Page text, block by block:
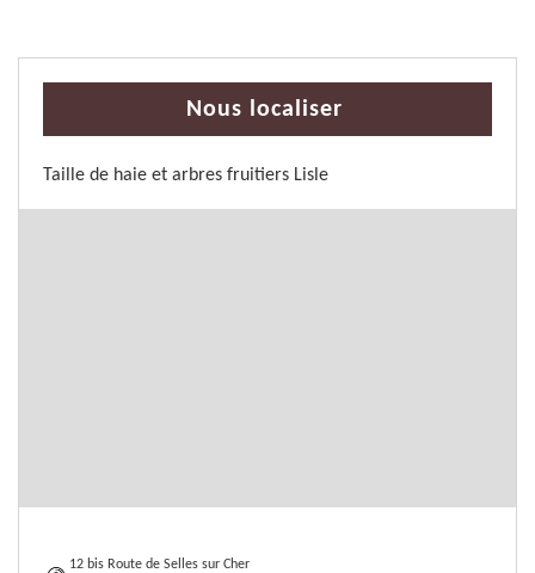
Nous localiser
Taille de haie et arbres fruitiers Lisle
12 bis Route de Selles sur Cher